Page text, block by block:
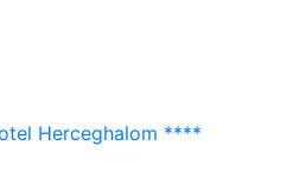
Herceghalom ****